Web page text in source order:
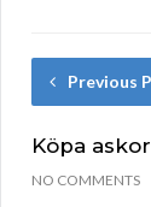
Previous
Köpa
NO COMMENTS